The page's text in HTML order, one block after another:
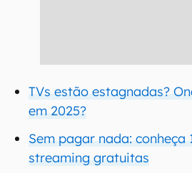
TVs estão estagnadas?
em 2025?
Sem pagar nada:
streaming gratuitas